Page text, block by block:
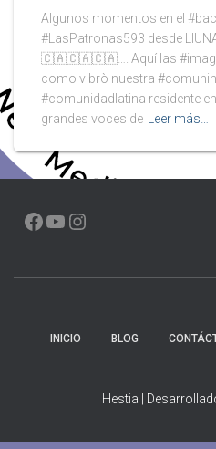
Algunos momentos en el
#LasPatronas593 desde
🇨🇦🇨🇦🇨🇦…. Aquí las
como vibrò nuestra
#comunidadlatina residente
grandes voces de Leer más…
FACEBOOK YOUTUBE
INICIO BLOG
Hestia |